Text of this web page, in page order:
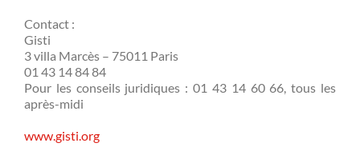
Contact :
Gisti
3 villa Marcès – 75011 Paris
01 43 14 84 84
Pour les conseils juridiques : 01 43 14 60 66, tous les
après-midi
www.gisti.org